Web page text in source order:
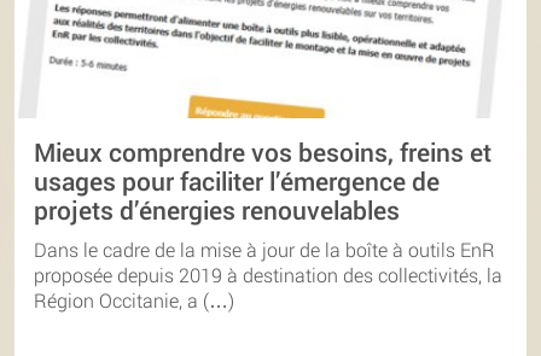
Mieux comprendre vos besoins, freins et
usages pour faciliter l’émergence de
projets d’énergies renouvelables
Dans le cadre de la mise à jour de la boîte à outils EnR
proposée depuis 2019 à destination des collectivités, la
Région Occitanie, a (…)